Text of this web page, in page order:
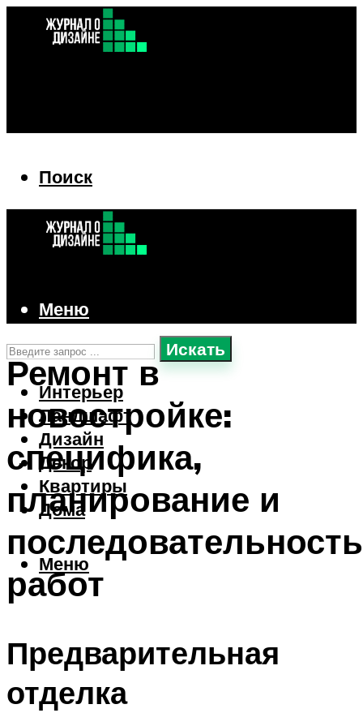
Поиск
Искать
Интерьер
Ландшафт
Дизайн
Декор
Квартиры
Дома
Меню
Меню
Ремонт в
новостройке:
специфика,
планирование и
последовательность
работ
Предварительная
отделка